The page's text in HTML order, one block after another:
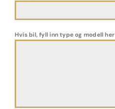
Hvis bil, fyll inn type og modell her